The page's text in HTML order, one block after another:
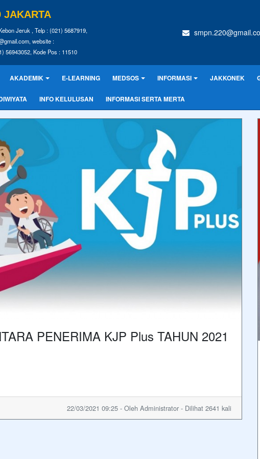
JAKARTA
Jeruk , Telp : (021) 5687919,
website :
56943052, Kode Pos : 11510
AKADEMIK E-LEARNING MEDSOS INFORMASI JAKKONEK
INFO KELULUSAN INFORMASI SERTA MERTA
PENERIMA KJP Plus TAHUN 2021
22/03/2021 09:25 - Oleh Administrator - Dilihat 2641 kali